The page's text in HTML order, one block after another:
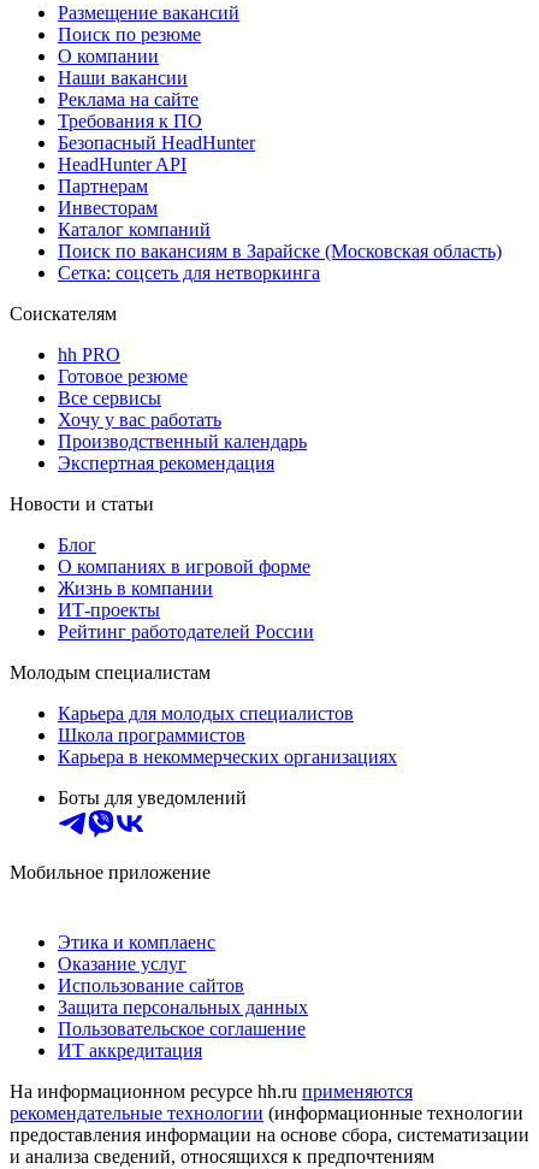
Размещение вакансий
Поиск по резюме
О компании
Наши вакансии
Реклама на сайте
Требования к ПО
Безопасный HeadHunter
HeadHunter API
Партнерам
Инвесторам
Каталог компаний
Поиск по вакансиям в Зарайске (Московская область)
Сетка: соцсеть для нетворкинга
Соискателям
hh PRO
Готовое резюме
Все сервисы
Хочу у вас работать
Производственный календарь
Экспертная рекомендация
Новости и статьи
Блог
О компаниях в игровой форме
Жизнь в компании
ИТ-проекты
Рейтинг работодателей России
Молодым специалистам
Карьера для молодых специалистов
Школа программистов
Карьера в некоммерческих организациях
Боты для уведомлений
Мобильное приложение
Этика и комплаенс
Оказание услуг
Использование сайтов
Защита персональных данных
Пользовательское соглашение
ИТ аккредитация
На информационном ресурсе hh.ru применяются
рекомендательные технологии (информационные технологии
предоставления информации на основе сбора, систематизации
и анализа сведений, относящихся к предпочтениям